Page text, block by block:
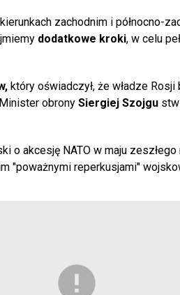
zachodnim i północno-
dodatkowe kroki, w celu
który oświadczył, że władze
obrony Siergiej Szojgu
o akcesję NATO w maju
"poważnymi reperkusjami"